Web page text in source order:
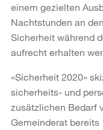
einem gezielten
Nachtstunden an
Sicherheit während
aufrecht erhalten
«Sicherheit 2020»
sicherheits- und
zusätzlichen Bedarf
Gemeinderat bereits